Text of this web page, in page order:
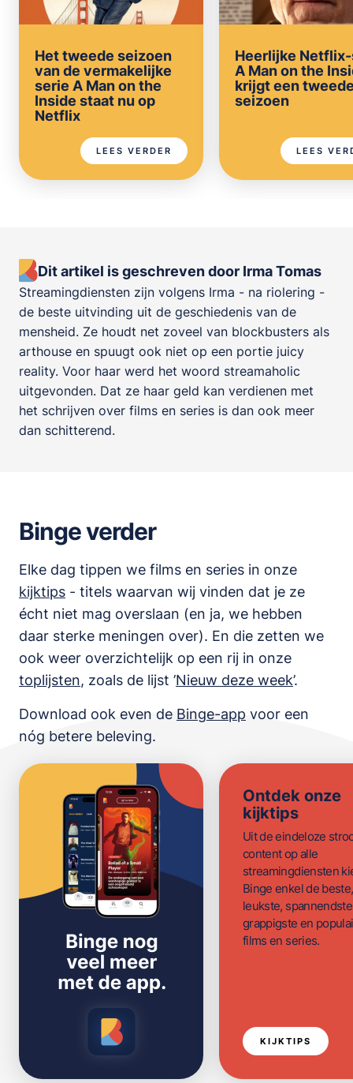
Het tweede seizoen
van de vermakelijke
serie A Man on the
Inside staat nu op
Netflix
LEES VERDER
Heerlijke
A Man on the
krijgt een
seizoen
LEES
Dit artikel is geschreven door Irma Tomas
Streamingdiensten zijn volgens Irma - na riolering -
de beste uitvinding uit de geschiedenis van de
mensheid. Ze houdt net zoveel van blockbusters als
arthouse en spuugt ook niet op een portie juicy
reality. Voor haar werd het woord streamaholic
uitgevonden. Dat ze haar geld kan verdienen met
het schrijven over films en series is dan ook meer
dan schitterend.
Binge verder
Elke dag tippen we films en series in onze
kijktips - titels waarvan wij vinden dat je ze
écht niet mag overslaan (en ja, we hebben
daar sterke meningen over). En die zetten we
ook weer overzichtelijk op een rij in onze
toplijsten, zoals de lijst ’Nieuw deze week’.
Download ook even de Binge-app voor een
nóg betere beleving.
Ontdek onze
kijktips
Uit de eindeloze
content op alle
streamingdiensten
Binge enkel de beste,
leukste,
grappigste en
films en series.
KIJKTIPS